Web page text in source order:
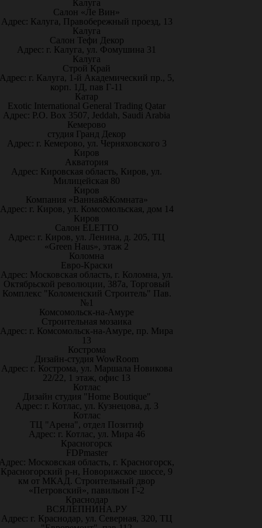
Калуга
Салон «Ле Вин»
Адрес: Калуга, Правобережный проезд, 13
Калуга
Салон Тефи Декор
Адрес: г. Калуга, ул. Фомушина 31
Калуга
Строй Край
г. Калуга, 1-й Академический пр., 5,
корп. 1Д, пав Г-11
Катар
Exotic International General Trading Qatar
Адрес: P.O. Box 3507, Jeddah, Saudi Arabia
Кемерово
студия Гранд Декор
Адрес: г. Кемерово, ул. Черняховского 3
Киров
Акватория
Адрес: Кировская область, Киров, ул.
Милицейская 80
Киров
Компания «Ванная&Комната»
Адрес: г. Киров, ул. Комсомольская, дом 14
Киров
Салон ELETTO
Адрес: г. Киров, ул. Ленина, д. 205, ТЦ
«Green Haus», этаж 2
Коломна
Евро-Краски
Адрес: Московская область, г. Коломна, ул.
Октябрьской революции, 387а, Торговый
Комплекс "Коломенский Строитель" Пав.
№1
Комсомольск-на-Амуре
Строительная мозаика
Адрес: г. Комсомольск-на-Амуре, пр. Мира
13
Кострома
Дизайн-студия WowRoom
Адрес: г. Кострома, ул. Маршала Новикова
22/22, 1 этаж, офис 13
Котлас
Дизайн студия "Home Boutique"
Адрес: г. Котлас, ул. Кузнецова, д. 3
Котлас
ТЦ "Арена", отдел Позитиф
Адрес: г. Котлас, ул. Мира 46
Красногорск
FDPmaster
Московская область, г. Красногорск,
Красногорский р-н, Новорижское шоссе, 9
км от МКАД. Строительный двор
«Петровский», павильон Г-2
Краснодар
ВСЯЛЕПНИНА.РУ
Адрес: г. Краснодар, ул. Северная, 320, ТЦ